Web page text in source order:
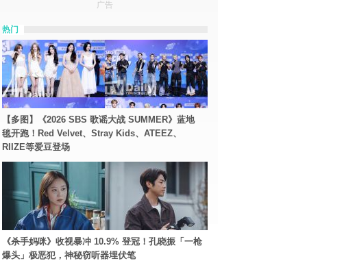
广告
热门
【多图】《2026 SBS 歌谣大战 SUMMER》蓝地
毯开跑！Red Velvet、Stray Kids、ATEEZ、
RIIZE等爱豆登场
《杀手妈咪》收视暴冲 10.9% 登冠！孔晓振「一枪
爆头」极恶犯，神秘窃听器埋伏笔